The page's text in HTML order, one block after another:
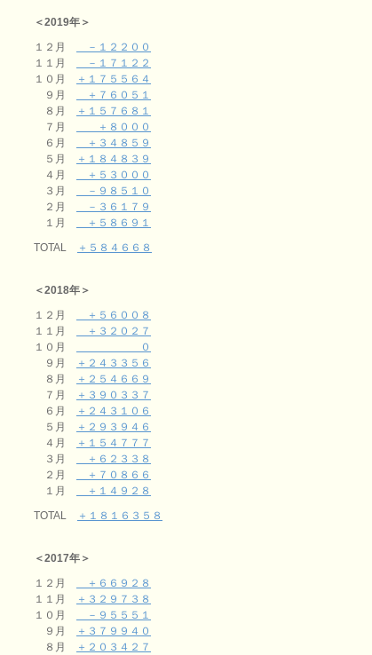
＜2019年＞
１２月
－１２２００
１１月
－１７１２２
１０月
＋１７５５６４
９月
＋７６０５１
８月
＋１５７６８１
７月
＋８０００
６月
＋３４８５９
５月
＋１８４８３９
４月
＋５３０００
３月
－９８５１０
２月
－３６１７９
１月
＋５８６９１
TOTAL
＋５８４６６８
＜2018年＞
１２月
＋５６００８
１１月
＋３２０２７
１０月
０
９月
＋２４３３５６
８月
＋２５４６６９
７月
＋３９０３３７
６月
＋２４３１０６
５月
＋２９３９４６
４月
＋１５４７７７
３月
＋６２３３８
２月
＋７０８６６
１月
＋１４９２８
TOTAL
＋１８１６３５８
＜2017年＞
１２月
＋６６９２８
１１月
＋３２９７３８
１０月
－９５５５１
９月
＋３７９９４０
８月
＋２０３４２７